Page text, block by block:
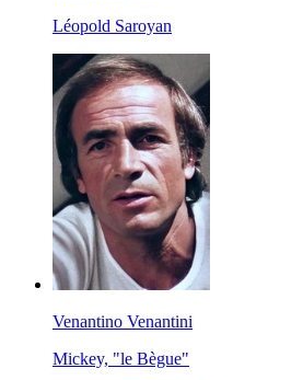
Léopold Saroyan
Venantino Venantini
Mickey, "le Bègue"